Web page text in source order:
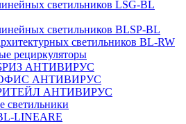
светильников LSG-BL
светильников BLSP-BL
светильников BL-RW
рециркуляторы
АНТИВИРУС
ОФИС АНТИВИРУС
АНТИВИРУС
светильники
LINEARE